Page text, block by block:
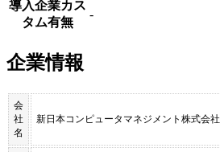
導入企業カス
タム有無
-
企業情報
会
社
名
新日本コンピュータマネジメント株式会社